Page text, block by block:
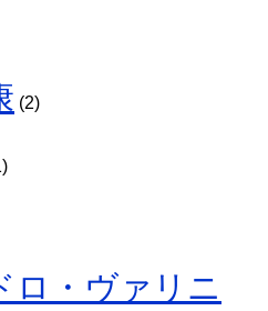
(2)
ロ・ヴァリニ